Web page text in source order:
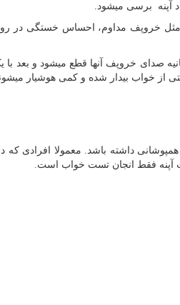
آپنه برسی میشود.
خروپف مداوم، احساس خستگی در روز
صدای خروپف آنها قطع میشود و بعد
از خواب بیدار شده و کمی هوشیار
داشته باشد. معمولا افرادی که
آپنه فقط انجان تست خواب است.